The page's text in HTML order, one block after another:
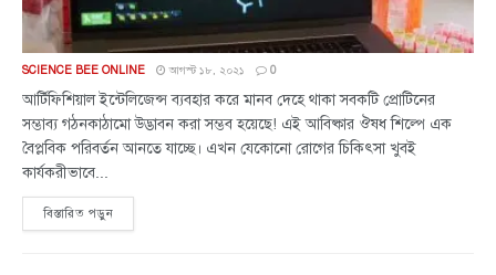
SCIENCE BEE ONLINE আগস্ট ১৮, ২০২১ 0
আর্টিফিশিয়াল ইন্টেলিজেন্স ব্যবহার করে মানব দেহে থাকা সবকটি প্রোটিনের
সম্ভাব্য গঠনকাঠামো উদ্ভাবন করা সম্ভব হয়েছে! এই আবিষ্কার ঔষধ শিল্পে এক
বৈপ্লবিক পরিবর্তন আনতে যাচ্ছে। এখন যেকোনো রোগের চিকিৎসা খুবই
কার্যকরীভাবে...
বিস্তারিত পড়ুন